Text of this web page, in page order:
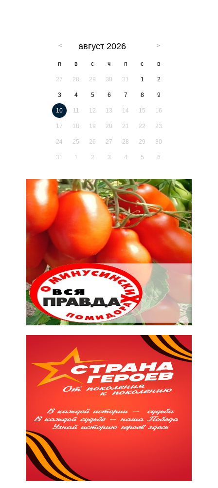
август 2026
п в с ч п с в
27 28 29 30 31 1 2
3 4 5 6 7 8 9
10 11 12 13 14 15 16
17 18 19 20 21 22 23
24 25 26 27 28 29 30
31 1 2 3 4 5 6